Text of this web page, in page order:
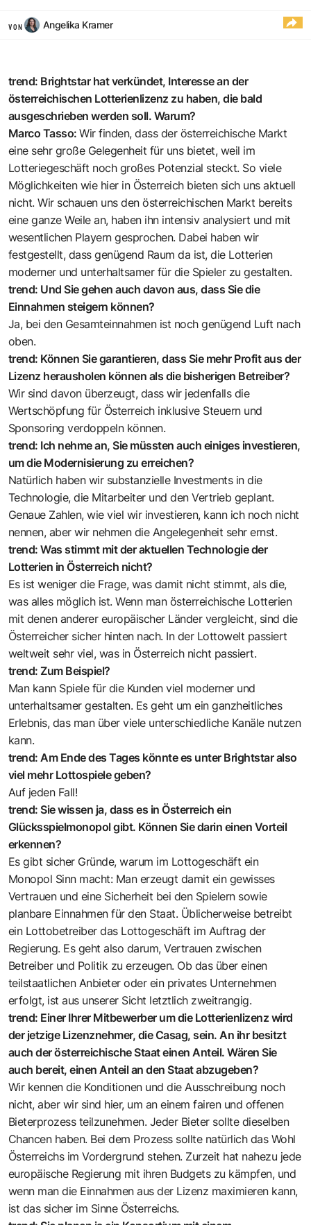
VON Angelika Kramer
trend: Brightstar hat verkündet, Interesse an der
österreichischen Lotterienlizenz zu haben, die bald
ausgeschrieben werden soll. Warum?
Marco Tasso:Wir finden, dass der österreichische Markt
eine sehr große Gelegenheit für uns bietet, weil im
Lotteriegeschäft noch großes Potenzial steckt. So viele
Möglichkeiten wie hier in Österreich bieten sich uns aktuell
nicht. Wir schauen uns den österreichischen Markt bereits
eine ganze Weile an, haben ihn intensiv analysiert und mit
wesentlichen Playern gesprochen. Dabei haben wir
festgestellt, dass genügend Raum da ist, die Lotterien
moderner und unterhaltsamer für die Spieler zu gestalten.
trend: Und Sie gehen auch davon aus, dass Sie die
Einnahmen steigern können?
Ja, bei den Gesamteinnahmen ist noch genügend Luft nach
oben.
trend: Können Sie garantieren, dass Sie mehr Profit aus der
Lizenz herausholen können als die bisherigen Betreiber?
Wir sind davon überzeugt, dass wir jedenfalls die
Wertschöpfung für Österreich inklusive Steuern und
Sponsoring verdoppeln können.
trend: Ich nehme an, Sie müssten auch einiges investieren,
um die Modernisierung zu erreichen?
Natürlich haben wir substanzielle Investments in die
Technologie, die Mitarbeiter und den Vertrieb geplant.
Genaue Zahlen, wie viel wir investieren, kann ich noch nicht
nennen, aber wir nehmen die Angelegenheit sehr ernst.
trend: Was stimmt mit der aktuellen Technologie der
Lotterien in Österreich nicht?
Es ist weniger die Frage, was damit nicht stimmt, als die,
was alles möglich ist. Wenn man österreichische Lotterien
mit denen anderer europäischer Länder vergleicht, sind die
Österreicher sicher hinten nach. In der Lottowelt passiert
weltweit sehr viel, was in Österreich nicht passiert.
trend: Zum Beispiel?
Man kann Spiele für die Kunden viel moderner und
unterhaltsamer gestalten. Es geht um ein ganzheitliches
Erlebnis, das man über viele unterschiedliche Kanäle nutzen
kann.
trend: Am Ende des Tages könnte es unter Brightstar also
viel mehr Lottospiele geben?
Auf jeden Fall!
trend: Sie wissen ja, dass es in Österreich ein
Glücksspielmonopol gibt. Können Sie darin einen Vorteil
erkennen?
Es gibt sicher Gründe, warum im Lottogeschäft ein
Monopol Sinn macht: Man erzeugt damit ein gewisses
Vertrauen und eine Sicherheit bei den Spielern sowie
planbare Einnahmen für den Staat. Üblicherweise betreibt
ein Lottobetreiber das Lottogeschäft im Auftrag der
Regierung. Es geht also darum, Vertrauen zwischen
Betreiber und Politik zu erzeugen. Ob das über einen
teilstaatlichen Anbieter oder ein privates Unternehmen
erfolgt, ist aus unserer Sicht letztlich zweitrangig.
trend: Einer Ihrer Mitbewerber um die Lotterienlizenz wird
der jetzige Lizenznehmer, die Casag, sein. An ihr besitzt
auch der österreichische Staat einen Anteil. Wären Sie
auch bereit, einen Anteil an den Staat abzugeben?
Wir kennen die Konditionen und die Ausschreibung noch
nicht, aber wir sind hier, um an einem fairen und offenen
Bieterprozess teilzunehmen. Jeder Bieter sollte dieselben
Chancen haben. Bei dem Prozess sollte natürlich das Wohl
Österreichs im Vordergrund stehen. Zurzeit hat nahezu jede
europäische Regierung mit ihren Budgets zu kämpfen, und
wenn man die Einnahmen aus der Lizenz maximieren kann,
ist das sicher im Sinne Österreichs.